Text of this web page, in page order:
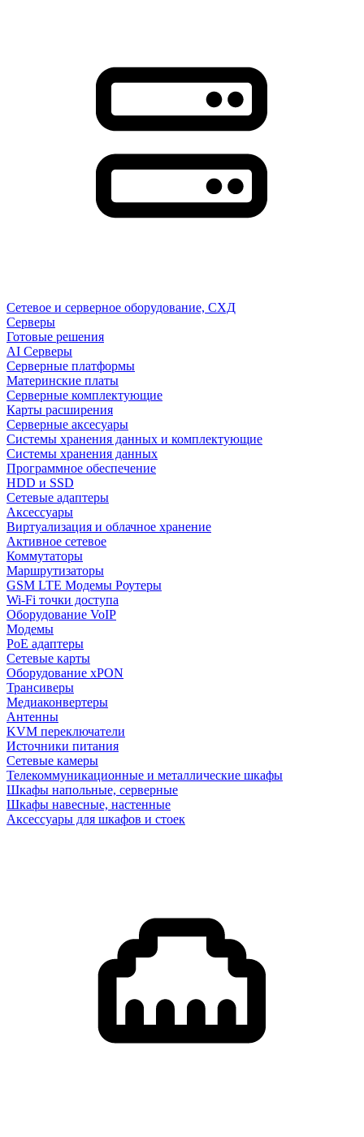
Сетевое и серверное оборудование, СХД
Cерверы
Готовые решения
AI Серверы
Серверные платформы
Материнские платы
Серверные комплектующие
Карты расширения
Серверные аксесуары
Системы хранения данных и комплектующие
Системы хранения данных
Программное обеспечение
HDD и SSD
Сетевые адаптеры
Аксессуары
Виртуализация и облачное хранение
Активное сетевое
Коммутаторы
Маршрутизаторы
GSM LTE Модемы Роутеры
Wi-Fi точки доступа
Оборудование VoIP
Модемы
PoE адаптеры
Сетевые карты
Оборудование xPON
Трансиверы
Медиаконвертеры
Антенны
KVM переключатели
Источники питания
Сетевые камеры
Телекоммуникационные и металлические шкафы
Шкафы напольные, серверные
Шкафы навесные, настенные
Аксессуары для шкафов и стоек